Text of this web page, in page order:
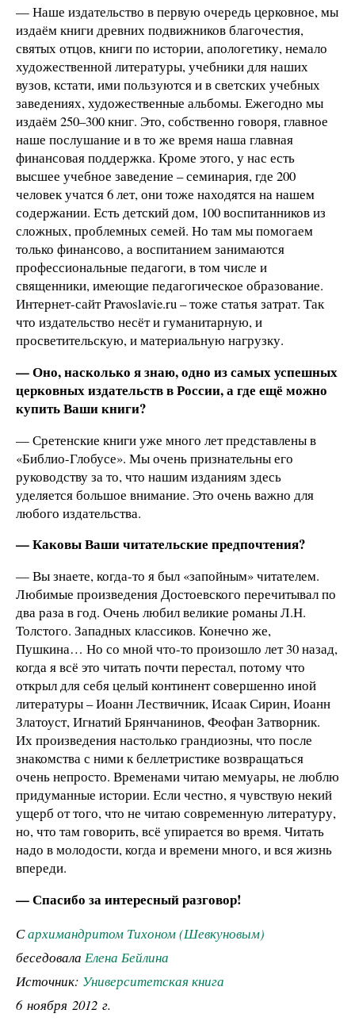
— Наше издательство в первую очередь церковное, мы
издаём книги древних подвижников благочестия,
святых отцов, книги по истории, апологетику, немало
художественной литературы, учебники для наших
вузов, кстати, ими пользуются и в светских учебных
заведениях, художественные альбомы. Ежегодно мы
издаём 250–300 книг. Это, собственно говоря, главное
наше послушание и в то же время наша главная
финансовая поддержка. Кроме этого, у нас есть
высшее учебное заведение – семинария, где 200
человек учатся 6 лет, они тоже находятся на нашем
содержании. Есть детский дом, 100 воспитанников из
сложных, проблемных семей. Но там мы помогаем
только финансово, а воспитанием занимаются
профессиональные педагоги, в том числе и
священники, имеющие педагогическое образование.
Интернет-сайт Pravoslavie.ru – тоже статья затрат. Так
что издательство несёт и гуманитарную, и
просветительскую, и материальную нагрузку.
— Оно, насколько я знаю, одно из самых успешных
церковных издательств в России, а где ещё можно
купить Ваши книги?
— Сретенские книги уже много лет представлены в
«Библио-Глобусе». Мы очень признательны его
руководству за то, что нашим изданиям здесь
уделяется большое внимание. Это очень важно для
любого издательства.
— Каковы Ваши читательские предпочтения?
— Вы знаете, когда-то я был «запойным» читателем.
Любимые произведения Достоевского перечитывал по
два раза в год. Очень любил великие романы Л.Н.
Толстого. Западных классиков. Конечно же,
Пушкина… Но со мной что-то произошло лет 30 назад,
когда я всё это читать почти перестал, потому что
открыл для себя целый континент совершенно иной
литературы – Иоанн Лествичник, Исаак Сирин, Иоанн
Златоуст, Игнатий Брянчанинов, Феофан Затворник.
Их произведения настолько грандиозны, что после
знакомства с ними к беллетристике возвращаться
очень непросто. Временами читаю мемуары, не люблю
придуманные истории. Если честно, я чувствую некий
ущерб от того, что не читаю современную литературу,
но, что там говорить, всё упирается во время. Читать
надо в молодости, когда и времени много, и вся жизнь
впереди.
— Спасибо за интересный разговор!
Сархимандритом Тихоном (Шевкуновым)
беседовала Елена Бейлина
Источник: Университетская книга
6 ноября 2012 г.